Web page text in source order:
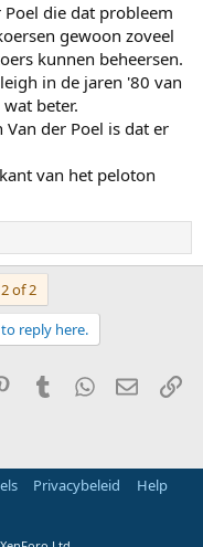
Poel die dat probleem
gewoon zoveel
kunnen beheersen.
in de jaren '80 van
beter.
der Poel is dat er
van het peloton
2 of 2
reply here.
PinterestTumblrWhatsApp
E-mail
Privacybeleid
Help